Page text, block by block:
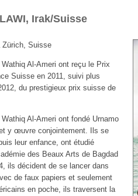
Irak/Suisse
Suisse
Al-Ameri ont reçu le Prix
Suisse en 2011, suivi plus
du prestigieux prix suisse de
Al-Ameri ont fondé Urnamo
y œuvre conjointement. Ils se
leur enfance, ont étudié
des Beaux Arts de Bagdad
ils décident de se lancer dans
de faux papiers et seulement
en poche, ils traversent la